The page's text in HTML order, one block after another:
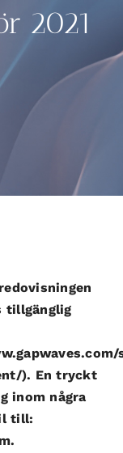
2021
tillgänglig
). En tryckt
inom några
till: